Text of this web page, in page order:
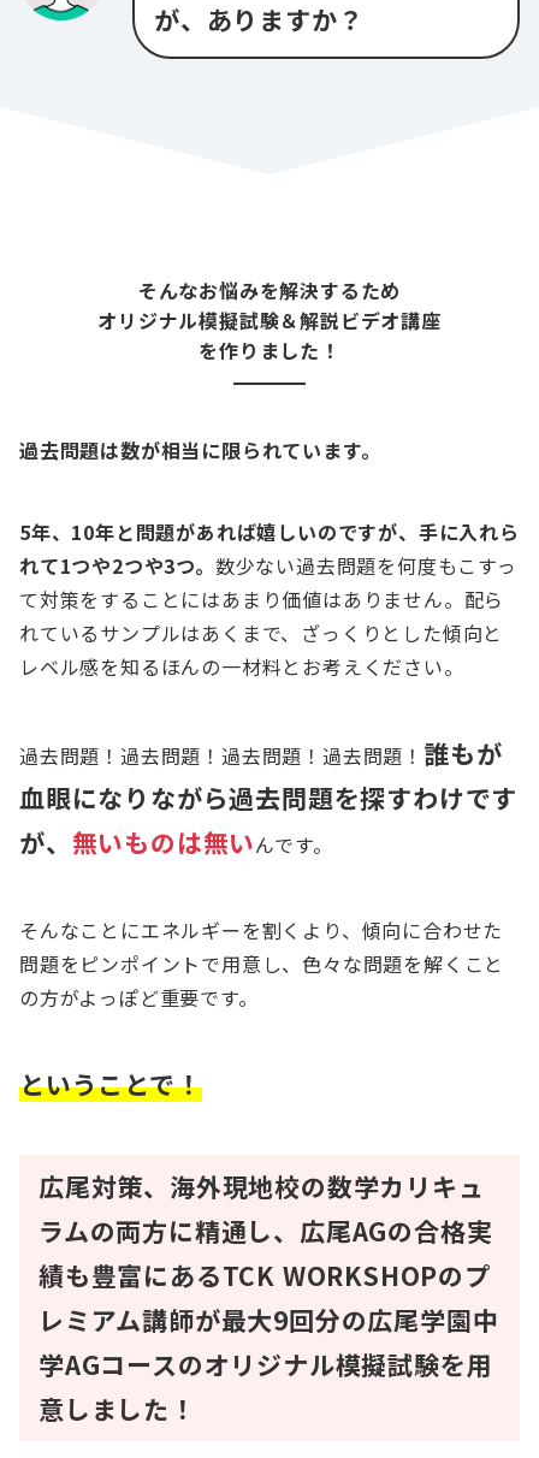
が、ありますか？
そんなお悩みを解決するため
オリジナル模擬試験＆解説ビデオ講座
を作りました！
過去問題は数が相当に限られています。
5年、10年と問題があれば嬉しいのですが、手に入れら
れて1つや2つや3つ。 数少ない過去問題を何度もこすっ
て対策をすることにはあまり価値はありません。配ら
れているサンプルはあくまで、ざっくりとした傾向と
レベル感を知るほんの一材料とお考えください。
過去問題！過去問題！過去問題！過去問題！ 誰もが
血眼になりながら過去問題を探すわけです
が、 無いものは無いんです。
そんなことにエネルギーを割くより、傾向に合わせた
問題をピンポイントで用意し、色々な問題を解くこと
の方がよっぽど重要です。
ということで！
広尾対策、海外現地校の数学カリキュ
ラムの両方に精通し、広尾AGの合格実
績も豊富にあるTCK WORKSHOPのプ
レミアム講師が最大9回分の広尾学園中
学AGコースのオリジナル模擬試験を用
意しました！